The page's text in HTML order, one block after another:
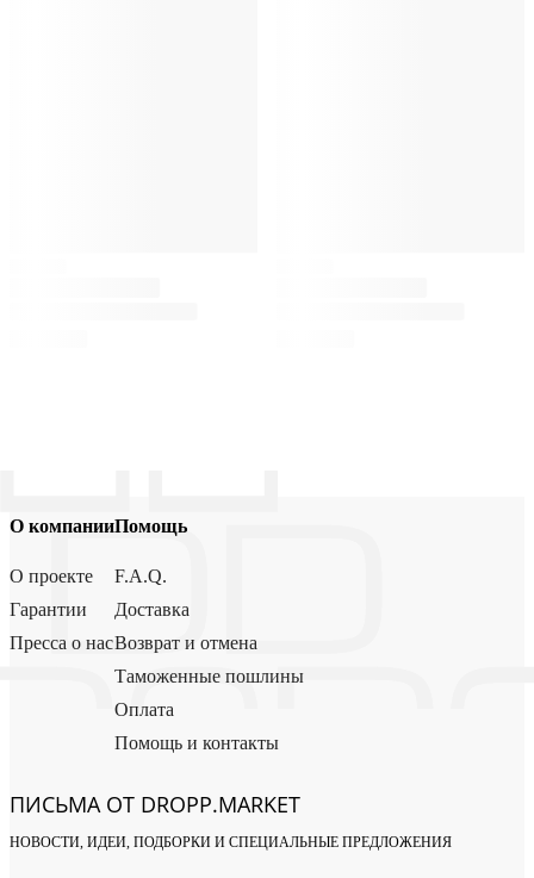
О компании
О проекте
Гарантии
Пресса о нас
Помощь
F.A.Q.
Доставка
Возврат и отмена
Таможенные пошлины
Оплата
Помощь и контакты
ПИСЬМА ОТ DROPP.MARKET
НОВОСТИ, ИДЕИ, ПОДБОРКИ И СПЕЦИАЛЬНЫЕ ПРЕДЛОЖЕНИЯ